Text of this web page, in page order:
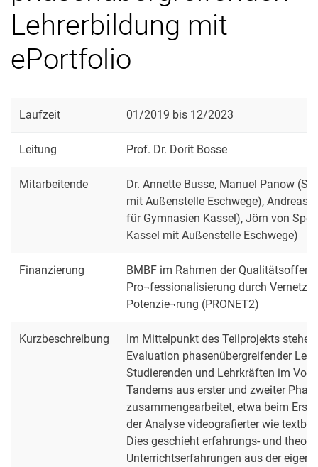
Lehrerbildung mit
ePortfolio
Laufzeit 01/2019 bis 12/2023
Leitung Prof. Dr. Dorit Bosse
Mitarbeitende
Dr. Annette Busse, Manuel Panow
mit Außenstelle Eschwege), Andreas
für Gymnasien Kassel), Jörn von
Kassel mit Außenstelle Eschwege)
Finanzierung
BMBF im Rahmen der
Pro¬fessionalisierung durch
Potenzie¬rung (PRONET2)
Kurzbeschreibung
Im Mittelpunkt des Teilprojekts
Evaluation phasenübergreifender
Studierenden und Lehrkräften im
Tandems aus erster und zweiter
zusammengearbeitet, etwa beim
der Analyse videografierter wie
Dies geschieht erfahrungs- und
Unterrichtserfahrungen aus der